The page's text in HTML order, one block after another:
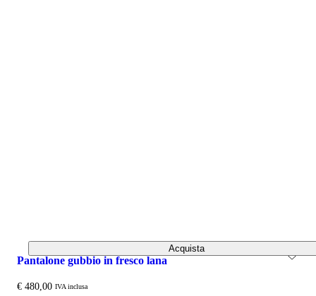
pantalone gubbio in fresco lana
€ 480,00 IVA inclusa
Acquista